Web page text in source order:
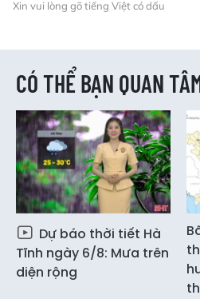
Xin vui lòng gõ tiếng Việt có dấu
CÓ THỂ BẠN QUAN
Dự báo thời tiết Hà
Tĩnh ngày 6/8: Mưa trên
diện rộng